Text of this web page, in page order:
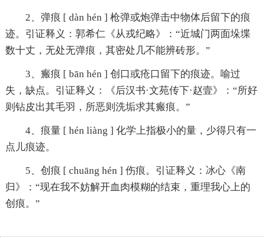
2、弹痕 [ dàn hén ] 枪弹或炮弹击中物体后留下的痕
迹。引证释义：郭希仁《从戎纪略》：“近城门两面垛堞
数十丈，无处无弹痕，其密处几不能辨砖形。”
3、瘢痕 [ bān hén ] 创口或疮口留下的痕迹。喻过
失，缺点。引证释义：《后汉书·文苑传下·赵壹》：“所好
则钻皮出其毛羽，所恶则洗垢求其瘢痕。”
4、痕量 [ hén liàng ] 化学上指极小的量，少得只有一
点儿痕迹。
5、创痕 [ chuāng hén ] 伤痕。引证释义：冰心《南
归》：“现在我不妨解开血肉模糊的结束，重理我心上的
创痕。”